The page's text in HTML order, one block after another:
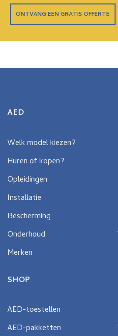
ONTVANG EEN GRATIS OFFERTE
AED
Welk model kiezen?
Huren of kopen?
Opleidingen
Installatie
Bescherming
Onderhoud
Merken
SHOP
AED-toestellen
AED-pakketten